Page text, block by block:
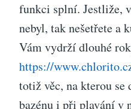
funkci splní. Jestliže,
nebyl, tak nešetřete a
Vám vydrží dlouhé
https://
totiž věc, na kterou se
bazénu i při plavání v